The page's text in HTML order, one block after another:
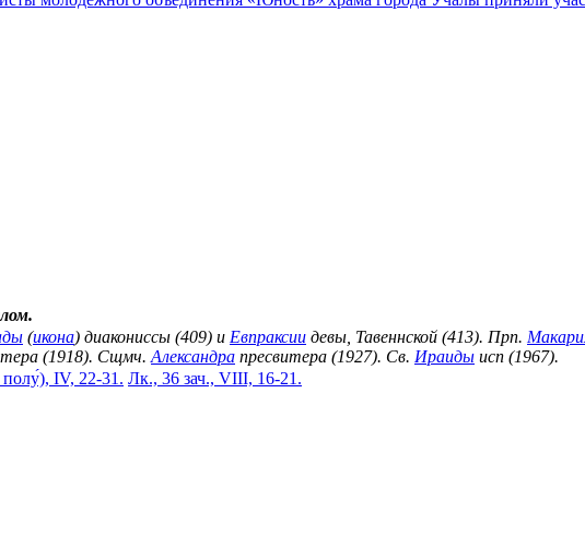
(икона) диакониссы (409) и Евпраксии девы, Тавеннской (413). Прп.
(1918). Сщмч. Александра пресвитера (1927). Св. Ираиды исп (1967).
полу́), IV, 22-31. Лк., 36 зач., VIII, 16-21.